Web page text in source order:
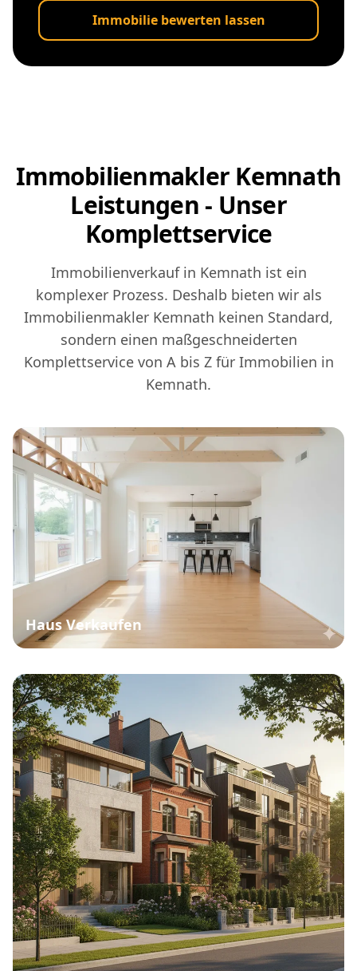
Immobilie bewerten lassen
Immobilienmakler Kemnath
Leistungen - Unser
Komplettservice
Immobilienverkauf in Kemnath ist ein
komplexer Prozess. Deshalb bieten wir als
Immobilienmakler Kemnath keinen Standard,
sondern einen maßgeschneiderten
Komplettservice von A bis Z für Immobilien in
Kemnath.
Haus Verkaufen